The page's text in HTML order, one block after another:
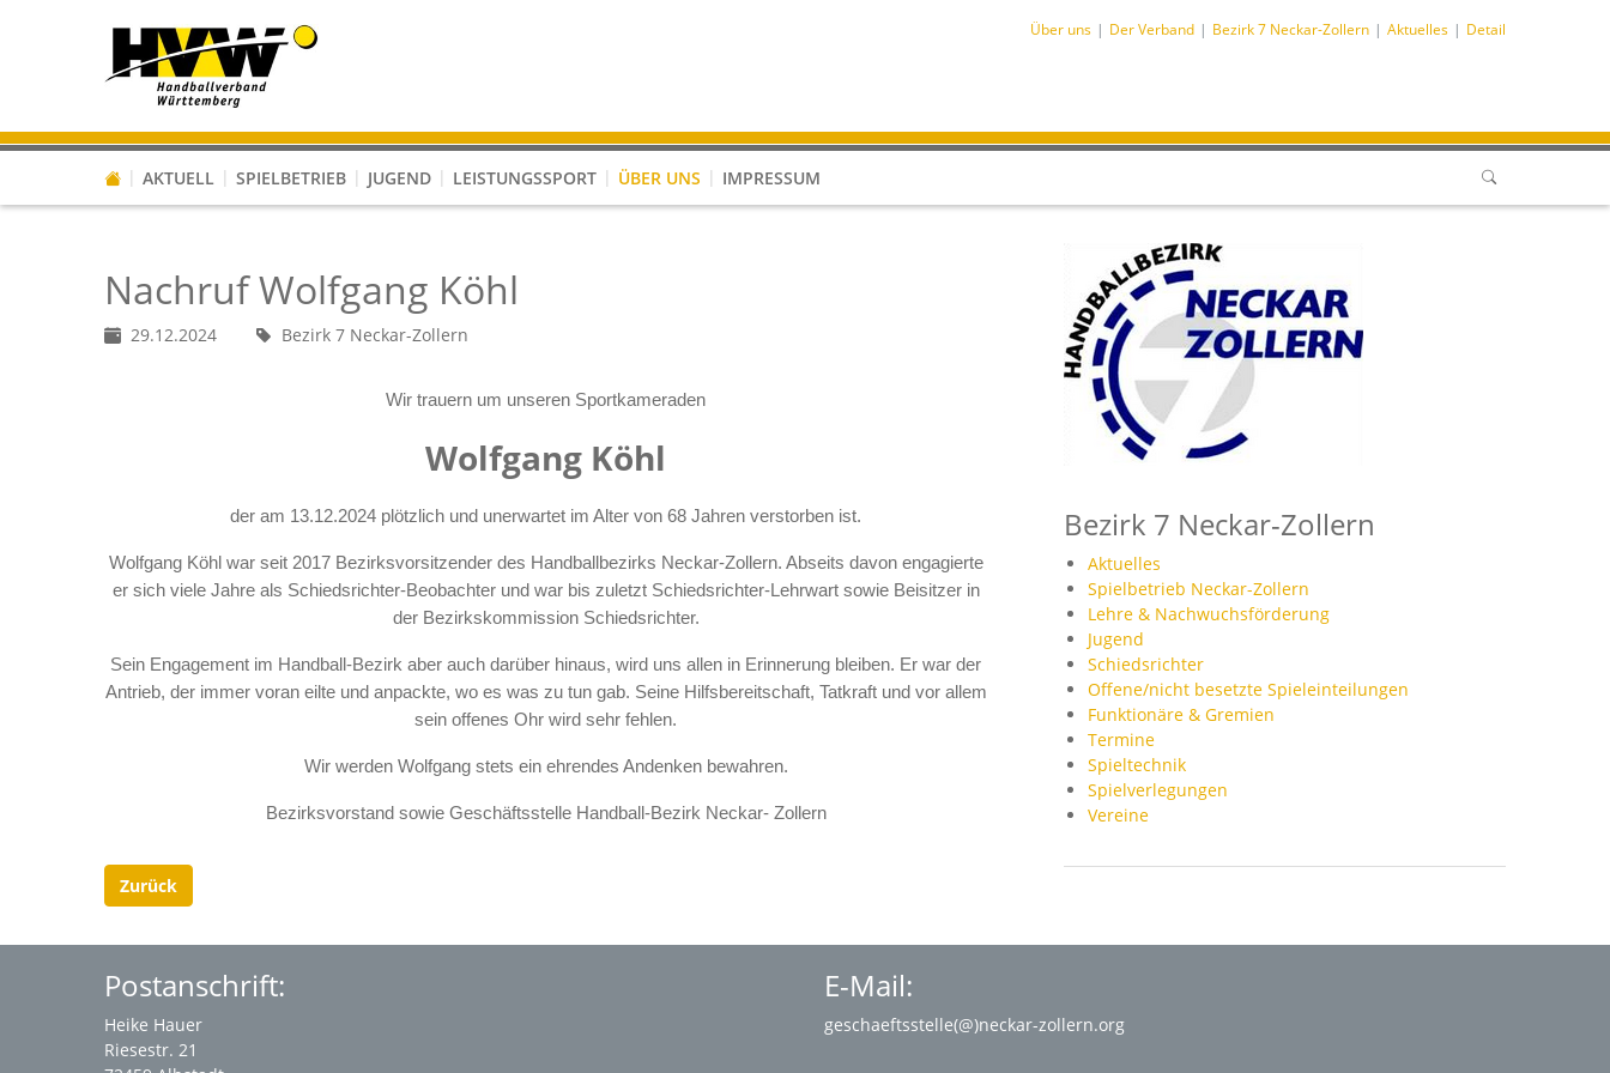
Über uns Der Verband Bezirk 7 Neckar-Zollern Aktuelles Detail
AKTUELL SPIELBETRIEB JUGEND LEISTUNGSSPORT ÜBER UNS IMPRESSUM
Nachruf Wolfgang Köhl
29.12.2024 Bezirk 7 Neckar-Zollern
Wir trauern um unseren Sportkameraden
Wolfgang Köhl
der am 13.12.2024 plötzlich und unerwartet im Alter von 68 Jahren verstorben ist.
Wolfgang Köhl war seit 2017 Bezirksvorsitzender des Handballbezirks Neckar-Zollern. Abseits davon engagierte
er sich viele Jahre als Schiedsrichter-Beobachter und war bis zuletzt Schiedsrichter-Lehrwart sowie Beisitzer in
der Bezirkskommission Schiedsrichter.
Sein Engagement im Handball-Bezirk aber auch darüber hinaus, wird uns allen in Erinnerung bleiben. Er war der
Antrieb, der immer voran eilte und anpackte, wo es was zu tun gab. Seine Hilfsbereitschaft, Tatkraft und vor allem
sein offenes Ohr wird sehr fehlen.
Wir werden Wolfgang stets ein ehrendes Andenken bewahren.
Bezirksvorstand sowie Geschäftsstelle Handball-Bezirk Neckar- Zollern
Zurück
Bezirk 7 Neckar-Zollern
Aktuelles
Spielbetrieb Neckar-Zollern
Lehre & Nachwuchsförderung
Jugend
Schiedsrichter
Offene/nicht besetzte Spieleinteilungen
Funktionäre & Gremien
Termine
Spieltechnik
Spielverlegungen
Vereine
Postanschrift:
Heike Hauer
Riesestr. 21
E-Mail:
geschaeftsstelle(@)neckar-zollern.org